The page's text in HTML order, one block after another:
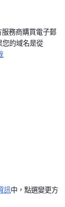
務商購買電子郵
您的域名是從
訊中，點選變更方